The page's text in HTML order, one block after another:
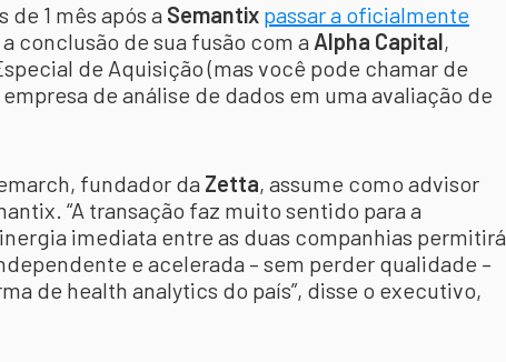
1 mês após a Semantix passar a oficialmente
conclusão de sua fusão com a Alpha Capital,
de Aquisição (mas você pode chamar de
de análise de dados em uma avaliação de
fundador da Zetta, assume como advisor
“A transação faz muito sentido para a
imediata entre as duas companhias permitirá
e acelerada – sem perder qualidade –
de health analytics do país”, disse o executivo,